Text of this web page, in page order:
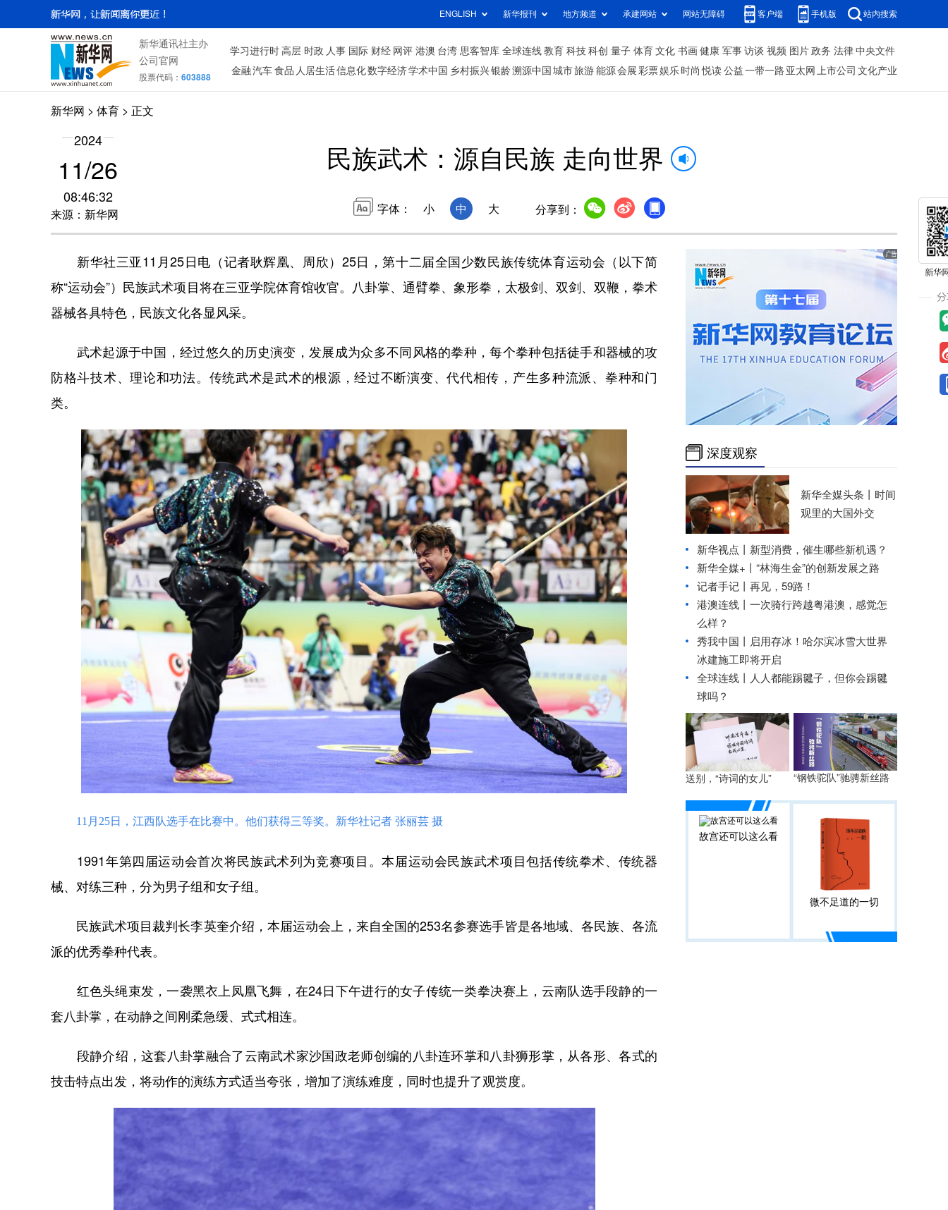
ENGLISH 新华报刊 地方频道 承建网站 网站无障碍 客户端 手机版 站内搜索
新华通讯社主办
公司官网
股票代码： 603888
学习进行时 高层 时政 人事 国际 财经 网评 港澳 台湾 思客智库 全球连线 教育 科技 科创 量子 体育 文化 书画 健康 军事 访谈 视频 图片 政务 法律 中央文件
金融 汽车 食品 人居生活信息化数字经济学术中国 乡村振兴银龄溯源中国 城市旅游 能源 会展 彩票娱乐 时尚 悦读 公益 一带一路 亚太网 上市公司 文化产业
新华网 > 体育 > 正文
2024
11/26
08:46:32
来源：新华网
民族武术：源自民族 走向世界
字体： 小 中 大 分享到：
新华社三亚11月25日电（记者耿辉凰、周欣）25日，第十二届全国少数民族传统体育运动会（以下简
称“运动会”）民族武术项目将在三亚学院体育馆收官。八卦掌、通臂拳、象形拳，太极剑、双剑、双鞭，拳术
器械各具特色，民族文化各显风采。
武术起源于中国，经过悠久的历史演变，发展成为众多不同风格的拳种，每个拳种包括徒手和器械的攻
防格斗技术、理论和功法。传统武术是武术的根源，经过不断演变、代代相传，产生多种流派、拳种和门
类。
11月25日，江西队选手在比赛中。他们获得三等奖。新华社记者 张丽芸 摄
1991年第四届运动会首次将民族武术列为竞赛项目。本届运动会民族武术项目包括传统拳术、传统器
械、对练三种，分为男子组和女子组。
民族武术项目裁判长李英奎介绍，本届运动会上，来自全国的253名参赛选手皆是各地域、各民族、各流
派的优秀拳种代表。
红色头绳束发，一袭黑衣上凤凰飞舞，在24日下午进行的女子传统一类拳决赛上，云南队选手段静的一
套八卦掌，在动静之间刚柔急缓、式式相连。
段静介绍，这套八卦掌融合了云南武术家沙国政老师创编的八卦连环掌和八卦狮形掌，从各形、各式的
技击特点出发，将动作的演练方式适当夸张，增加了演练难度，同时也提升了观赏度。
深度观察
新华全媒头条丨
时间
观里的大国外交
新华视点丨 新型消费，催生哪些新机遇？
新华全媒+丨 “林海生金”的创新发展之路
记者手记丨再见，59路！
港澳连线丨 一次骑行跨越粤港澳，感觉怎
么样？
秀我中国丨
启用存冰！哈尔滨冰雪大世界
冰建施工即将开启
全球连线丨
人人都能踢毽子，但你会踢毽
球吗？
送别，“诗词的女儿” “钢铁驼队”驰骋新丝路
故宫还可以这么看
微不足道的一切